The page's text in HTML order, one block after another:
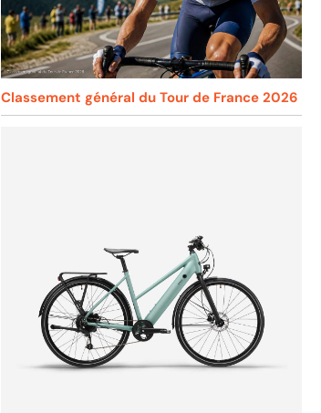
Classement général du Tour de France 2026